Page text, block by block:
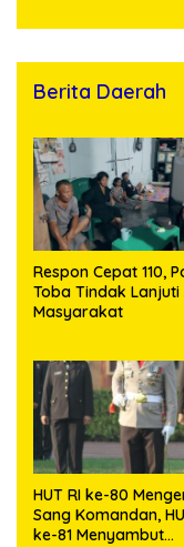
Berita Daerah
Respon Cepat 110,
Toba Tindak Lanjuti
Masyarakat
HUT RI ke-80
Sang Komandan,
ke-81 Menyambut